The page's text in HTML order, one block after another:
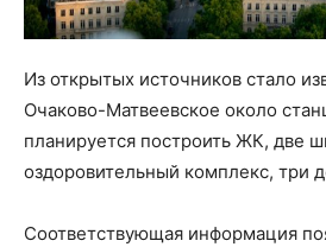
Из открытых источников стало
Очаково-Матвеевское около
планируется построить ЖК, две
оздоровительный комплекс, три
Соответствующая информация